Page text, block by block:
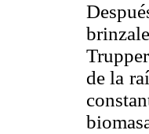
de la